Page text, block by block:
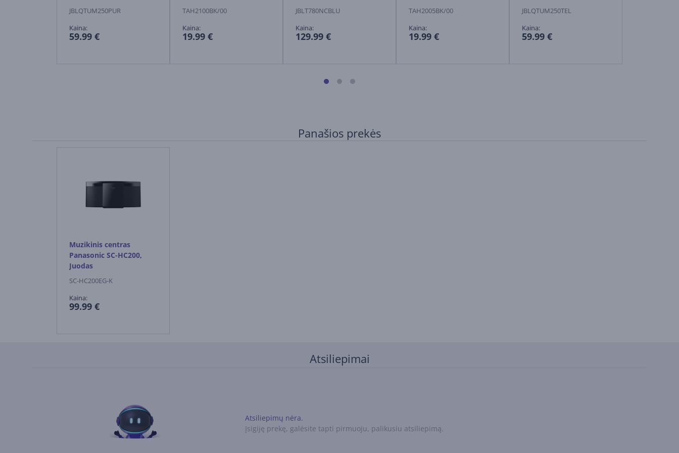
JBLQTUM250PUR
Kaina:
59.99 €
TAH2100BK/00
Kaina:
19.99 €
JBLT780NCBLU
Kaina:
129.99 €
TAH2005BK/00
Kaina:
19.99 €
JBLQTUM250TEL
Kaina:
59.99 €
Panašios prekės
Muzikinis centras
Panasonic SC-HC200,
Juodas
SC-HC200EG-K
Kaina:
99.99 €
Atsiliepimai
Atsiliepimų nėra.
Įsigiję prekę, galėsite tapti pirmuoju, palikusiu atsiliepimą.